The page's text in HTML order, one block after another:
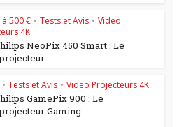
500 € • Tests et Avis • Video
4K
NeoPix 450 Smart : Le
• Tests et Avis • Video Projecteurs 4K
GamePix 900 : Le
Gaming...